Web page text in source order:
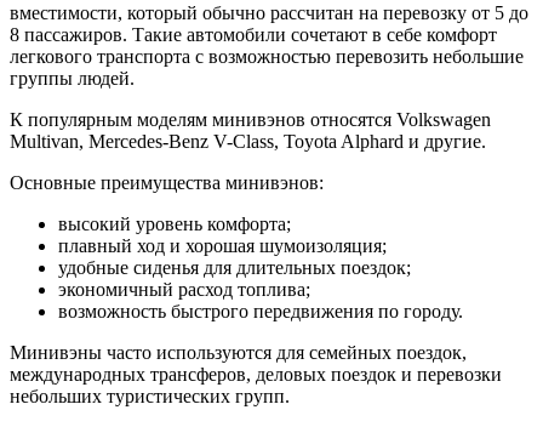
вместимости, который обычно рассчитан на перевозку от 5 до
8 пассажиров. Такие автомобили сочетают в себе комфорт
легкового транспорта с возможностью перевозить небольшие
группы людей.
К популярным моделям минивэнов относятся Volkswagen
Multivan, Mercedes-Benz V-Class, Toyota Alphard и другие.
Основные преимущества минивэнов:
высокий уровень комфорта;
плавный ход и хорошая шумоизоляция;
удобные сиденья для длительных поездок;
экономичный расход топлива;
возможность быстрого передвижения по городу.
Минивэны часто используются для семейных поездок,
международных трансферов, деловых поездок и перевозки
небольших туристических групп.